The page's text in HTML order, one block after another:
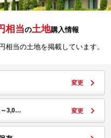
相当の土地購入情報
当の土地を掲載しています。
変更
～3,0… 変更